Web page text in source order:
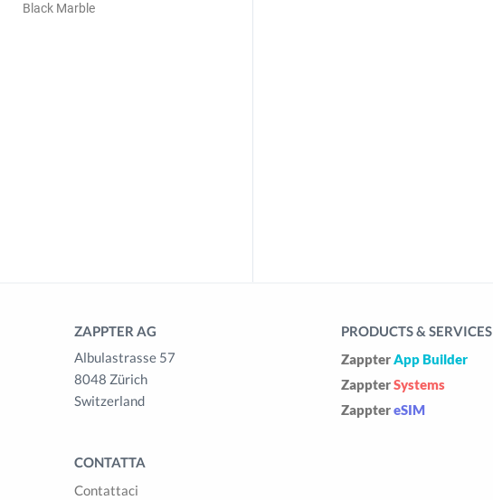
Black Marble
ZAPPTER AG
Albulastrasse 57
8048 Zürich
Switzerland
CONTATTA
Contattaci
PRODUCTS & SERVICES
ZappterApp Builder
ZappterSystems
ZapptereSIM